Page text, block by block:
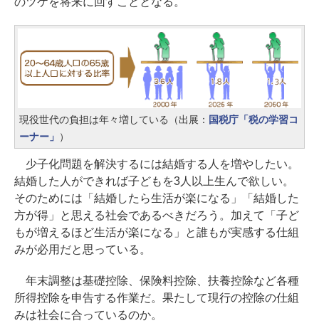
現役世代の負担は年々増している（出展： 国税庁「税の学習コ
ーナー」 ）
少子化問題を解決するには結婚する人を増やしたい。
結婚した人ができれば子どもを3人以上生んで欲しい。
そのためには「結婚したら生活が楽になる」「結婚した
方が得」と思える社会であるべきだろう。加えて「子ど
もが増えるほど生活が楽になる」と誰もが実感する仕組
みが必用だと思っている。
年末調整は基礎控除、保険料控除、扶養控除など各種
所得控除を申告する作業だ。果たして現行の控除の仕組
みは社会に合っているのか。